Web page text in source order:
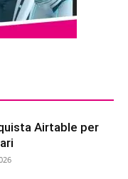
Airtable per